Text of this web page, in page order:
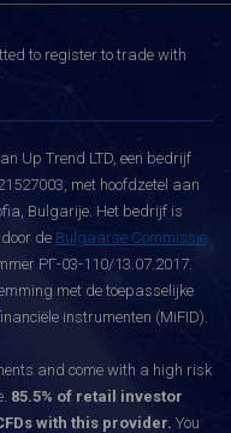
to register to trade with
Up Trend LTD, een bedrijf
met hoofdzetel aan
Bulgarije. Het bedrijf is
de Bulgaarse Commissie
РГ-03-110/13.07.2017.
met de toepasselijke
instrumenten (MiFID).
and come with a high risk
85.5% of retail investor
with this provider. You